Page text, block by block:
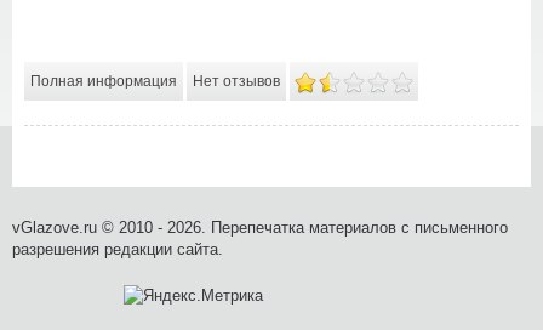
Полная информация Нет отзывов
vGlazove.ru © 2010 - 2026. Перепечатка материалов с письменного
разрешения редакции сайта.